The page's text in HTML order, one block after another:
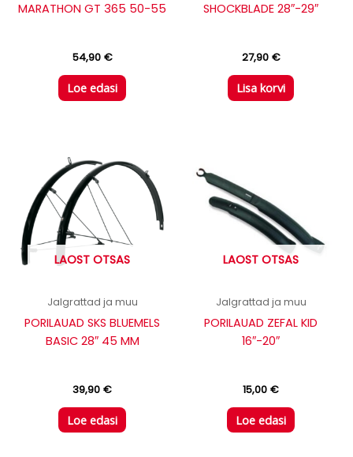
MARATHON GT 365 50-55
54,90 €
Loe edasi
SHOCKBLADE 28″-29″
27,90 €
Lisa korvi
LAOST OTSAS
Jalgrattad ja muu
PORILAUAD SKS BLUEMELS
BASIC 28″ 45 MM
39,90 €
Loe edasi
LAOST OTSAS
Jalgrattad ja muu
PORILAUAD ZEFAL KID
16″-20″
15,00 €
Loe edasi